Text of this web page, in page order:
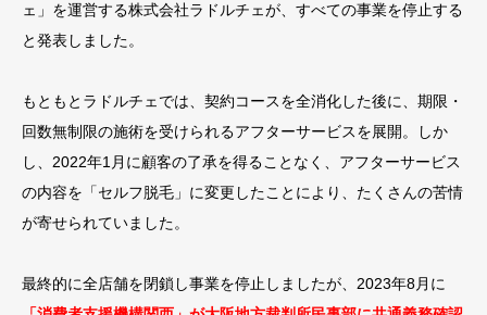
ェ」を運営する株式会社ラドルチェが、すべての事業を停止する
と発表しました。
もともとラドルチェでは、契約コースを全消化した後に、期限・
回数無制限の施術を受けられるアフターサービスを展開。しか
し、2022年1月に顧客の了承を得ることなく、アフターサービス
の内容を「セルフ脱毛」に変更したことにより、たくさんの苦情
が寄せられていました。
最終的に全店舗を閉鎖し事業を停止しましたが、2023年8月に